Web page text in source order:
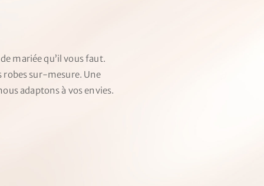
mariée qu’il vous faut.
robes sur-mesure. Une
adaptons à vos envies.